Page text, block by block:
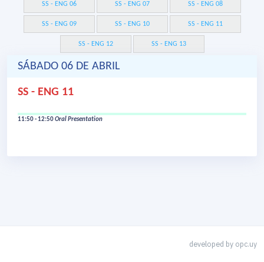
SS - ENG 06 SS - ENG 07 SS - ENG 08
SS - ENG 09 SS - ENG 10 SS - ENG 11
SS - ENG 12 SS - ENG 13
SÁBADO 06 DE ABRIL
SS - ENG 11
11:50 - 12:50Oral Presentation
developed by opc.uy